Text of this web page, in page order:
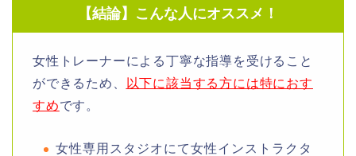
【結論】こんな人にオススメ！
女性トレーナーによる丁寧な指導を受けること
ができるため、
以下に該当する方には特におす
すめです 。
女性専用スタジオにて女性インストラクタ